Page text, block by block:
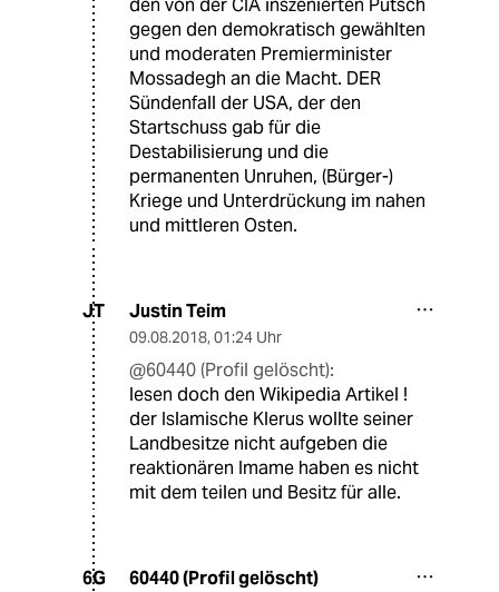
den von der CIA inszenierten Putsch
gegen den demokratisch gewählten
und moderaten Premierminister
Mossadegh an die Macht. DER
Sündenfall der USA, der den
Startschuss gab für die
Destabilisierung und die
permanenten Unruhen, (Bürger-)
Kriege und Unterdrückung im nahen
und mittleren Osten.
JT Justin Teim
09.08.2018, 01:24 Uhr
@60440 (Profil gelöscht):
lesen doch den Wikipedia Artikel !
der Islamische Klerus wollte seiner
Landbesitze nicht aufgeben die
reaktionären Imame haben es nicht
mit dem teilen und Besitz für alle.
6G 60440 (Profil gelöscht)